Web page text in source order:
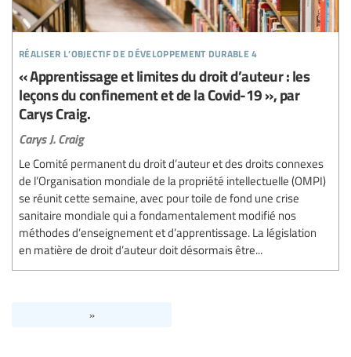
réaliser l’objectif de développement durable 4
« Apprentissage et limites du droit d’auteur : les
leçons du confinement et de la Covid-19 », par
Carys Craig.
Carys J. Craig
Le Comité permanent du droit d’auteur et des droits connexes
de l’Organisation mondiale de la propriété intellectuelle (OMPI)
se réunit cette semaine, avec pour toile de fond une crise
sanitaire mondiale qui a fondamentalement modifié nos
méthodes d’enseignement et d’apprentissage. La législation
en matière de droit d’auteur doit désormais être...
»